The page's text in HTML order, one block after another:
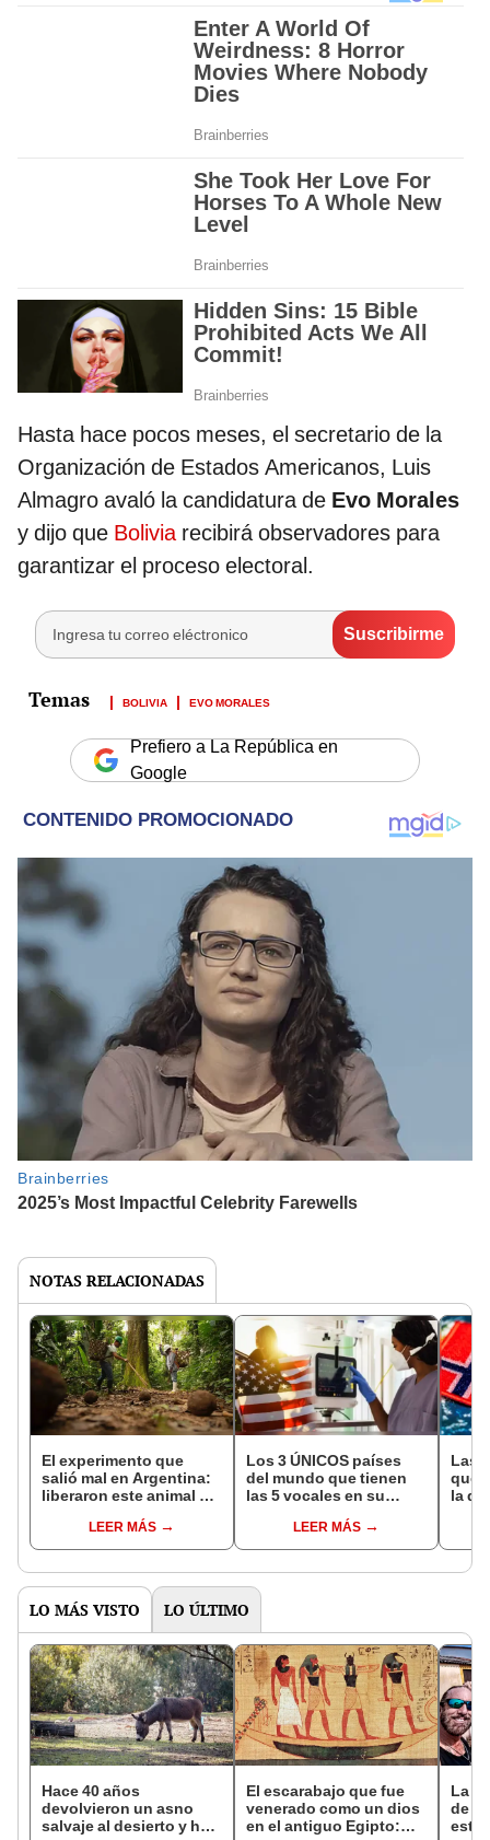
Hasta hace pocos meses, el secretario de la
Organización de Estados Americanos, Luis
Almagro avaló la candidatura de Evo Morales
y dijo que Boliviarecibirá observadores para
garantizar el proceso electoral.
BOLIVIA EVO MORALES
Prefiero a La República en
Google
NOTAS RELACIONADAS
El experimento que
salió mal en Argentina:
liberaron este animal y
bosques milenarios de
la Patagonia
LEER MÁS
Los 3 ÚNICOS países
del mundo que tienen
las 5 vocales en su
con unoLEER MÁS
Las
que
la de
LO MÁS VISTO LO ÚLTIMO
Hace 40 años
devolvieron un asno
salvaje al desierto y hoy
El escarabajo que fue
venerado como un dios
en el antiguo Egipto:
La
de